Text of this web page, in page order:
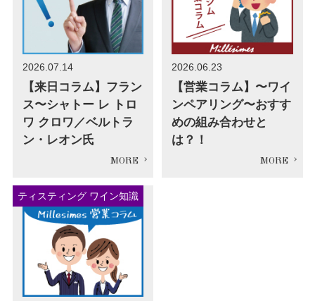
2026.07.14
【来日コラム】フラン
ス〜シャトー レ トロ
ワ クロワ／ベルトラ
ン・レオン氏
2026.06.23
【営業コラム】〜ワイ
ンペアリング〜おすす
めの組み合わせと
は？！
ティスティング ワイン知識